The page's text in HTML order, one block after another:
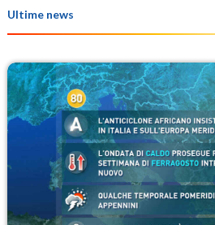
Ultime news